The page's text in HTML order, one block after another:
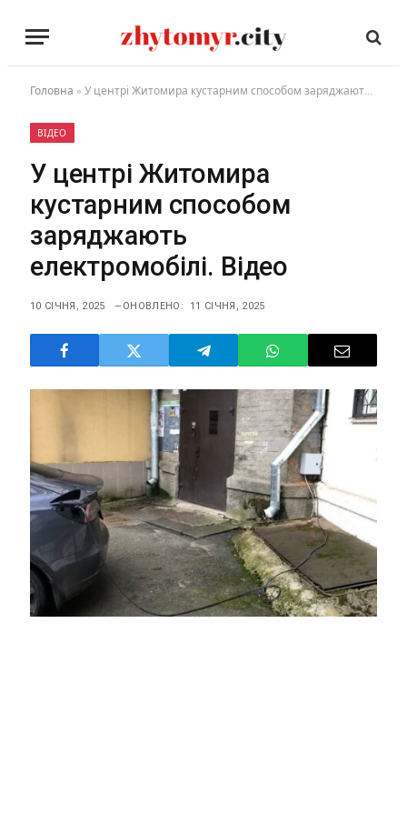
Головна » У центрі Житомира кустарним способом заряджають електромобілі. Відео
ВІДЕО
У центрі Житомира
кустарним способом
заряджають
електромобілі. Відео
10 СІЧНЯ, 2025 ОНОВЛЕНО: 11 СІЧНЯ, 2025